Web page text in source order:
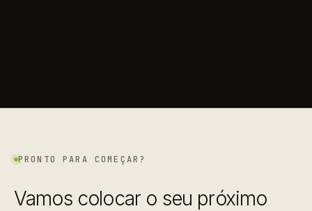
PRONTO PARA COMEÇAR?
Vamos colocar o seu próximo